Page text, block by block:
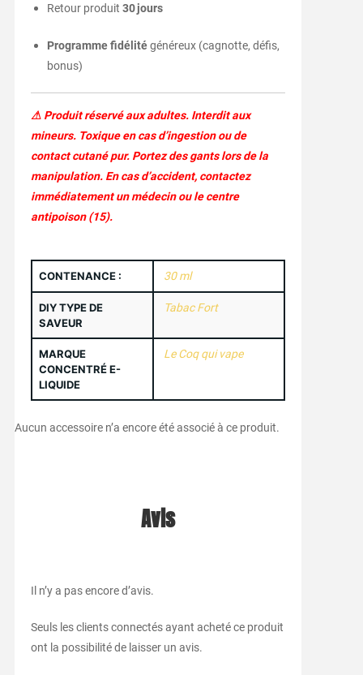
Retour produit 30 jours
Programme fidélitégénéreux (cagnotte, défis,
bonus)
⚠ Produit réservé aux adultes. Interdit aux
mineurs. Toxique en cas d’ingestion ou de
contact cutané pur. Portez des gants lors de la
manipulation. En cas d’accident, contactez
immédiatement un médecin ou le centre
antipoison (15).
CONTENANCE : 30 ml
DIY TYPE DE
SAVEUR
Tabac Fort
MARQUE
CONCENTRÉ E-
LIQUIDE
Le Coq qui vape
Aucun accessoire n’a encore été associé à ce produit.
Avis
Il n’y a pas encore d’avis.
Seuls les clients connectés ayant acheté ce produit
ont la possibilité de laisser un avis.